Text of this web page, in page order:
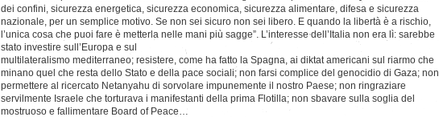
dei confini, sicurezza energetica, sicurezza economica, sicurezza alimentare, difesa e sicurezza
nazionale, per un semplice motivo. Se non sei sicuro non sei libero. E quando la libertà è a rischio,
l’unica cosa che puoi fare è metterla nelle mani più sagge”. L’interesse dell’Italia non era lì: sarebbe
stato investire sull’Europa e sul
multilateralismo mediterraneo; resistere, come ha fatto la Spagna, ai diktat americani sul riarmo che
minano quel che resta dello Stato e della pace sociali; non farsi complice del genocidio di Gaza; non
permettere al ricercato Netanyahu di sorvolare impunemente il nostro Paese; non ringraziare
servilmente Israele che torturava i manifestanti della prima Flotilla; non sbavare sulla soglia del
mostruoso e fallimentare Board of Peace…